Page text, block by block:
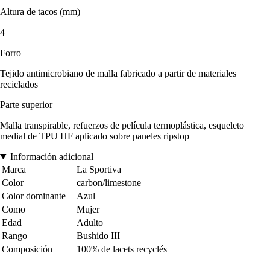
Altura de tacos (mm)
4
Forro
Tejido antimicrobiano de malla fabricado a partir de materiales
reciclados
Parte superior
Malla transpirable, refuerzos de película termoplástica, esqueleto
medial de TPU HF aplicado sobre paneles ripstop
Información adicional
Marca
La Sportiva
Color
carbon/limestone
Color dominante
Azul
Como
Mujer
Edad
Adulto
Rango
Bushido III
Composición
100% de lacets recyclés